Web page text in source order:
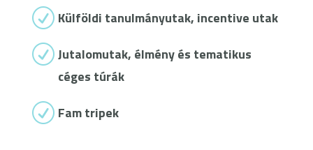
R Külföldi tanulmányutak, incentive utak
RJutalomutak, élmény és tematikus
céges túrák
R Fam tripek